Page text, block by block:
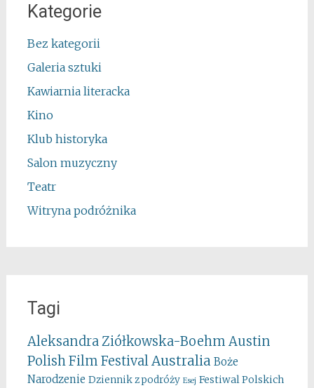
Kategorie
Bez kategorii
Galeria sztuki
Kawiarnia literacka
Kino
Klub historyka
Salon muzyczny
Teatr
Witryna podróżnika
Tagi
Aleksandra Ziółkowska-Boehm Austin
Polish Film FestivalAustralia Boże
Narodzenie Dziennik z podróży Esej Festiwal Polskich